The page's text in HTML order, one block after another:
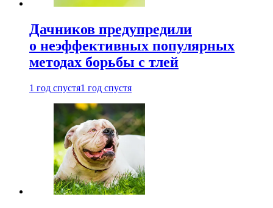
Дачников предупредили
о неэффективных популярных
методах борьбы с тлей
1 год спустя1 год спустя